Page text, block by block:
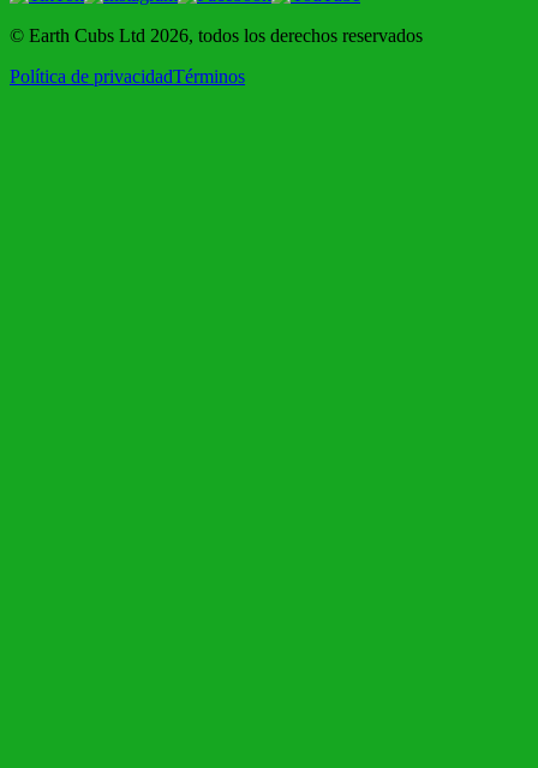
© Earth Cubs Ltd 2026, todos los derechos reservados
Política de privacidadTérminos